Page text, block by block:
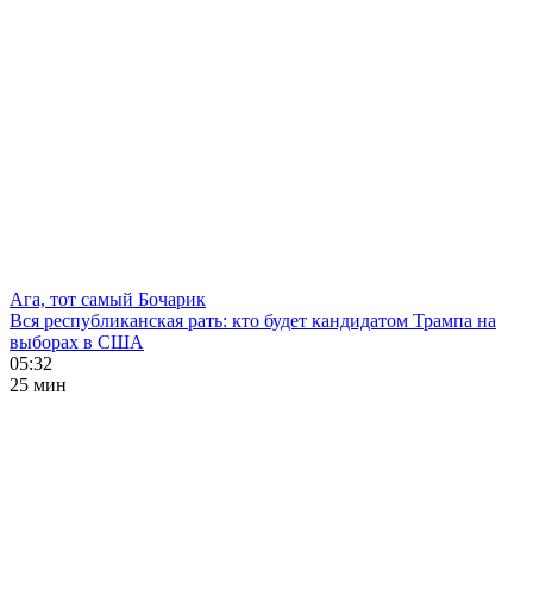
Ага, тот самый Бочарик
Вся республиканская рать: кто будет кандидатом Трампа на
выборах в США
05:32
25 мин